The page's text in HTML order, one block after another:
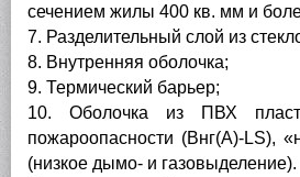
сечением жилы 400 кв. мм и
7. Разделительный слой из
8. Внутренняя оболочка;
9. Термический барьер;
10. Оболочка из ПВХ
пожароопасности (Внг(А)-LS),
(низкое дымо- и газовыделение).